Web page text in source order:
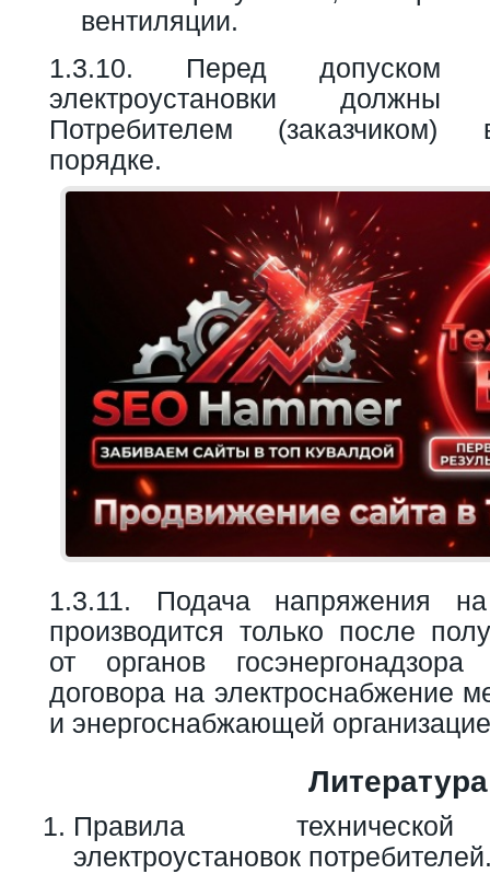
вентиляции.
1.3.10. Перед допуском
электроустановки
Потребителем (заказчиком)
порядке.
1.3.11. Подача напряжения на
производится только после
от органов
договора на электроснабжение
и энергоснабжающей
Литература
Правила технической
электроустановок